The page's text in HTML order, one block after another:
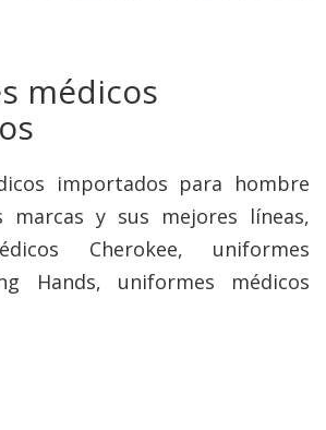
médicos
importados para hombre
marcas y sus mejores líneas,
Cherokee, uniformes
Hands, uniformes médicos